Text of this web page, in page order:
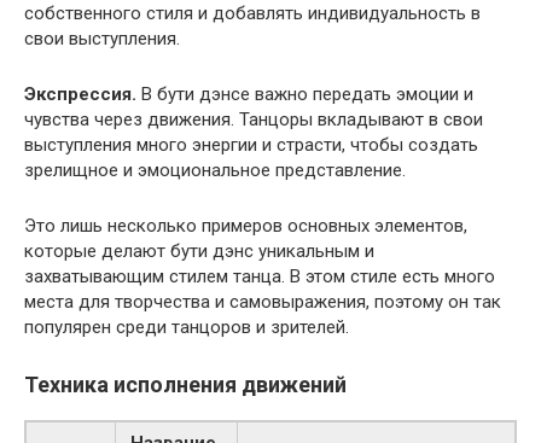
собственного стиля и добавлять индивидуальность в
свои выступления.
Экспрессия. В бути дэнсе важно передать эмоции и
чувства через движения. Танцоры вкладывают в свои
выступления много энергии и страсти, чтобы создать
зрелищное и эмоциональное представление.
Это лишь несколько примеров основных элементов,
которые делают бути дэнс уникальным и
захватывающим стилем танца. В этом стиле есть много
места для творчества и самовыражения, поэтому он так
популярен среди танцоров и зрителей.
Техника исполнения движений